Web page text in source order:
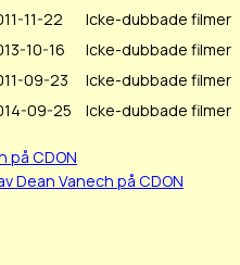
11-22
Icke-dubbade filmer
10-16
Icke-dubbade filmer
09-23
Icke-dubbade filmer
09-25 Icke-dubbade filmer
på CDON
Dean Vanech på CDON